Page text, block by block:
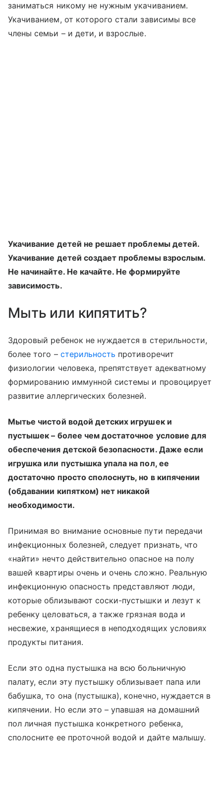
заниматься никому не нужным укачиванием.
Укачиванием, от которого стали зависимы все
члены семьи – и дети, и взрослые.
Укачивание детей не решает проблемы детей.
Укачивание детей создает проблемы взрослым.
Не начинайте. Не качайте. Не формируйте
зависимость.
Мыть или кипятить?
Здоровый ребенок не нуждается в стерильности,
более того – стерильность противоречит
физиологии человека, препятствует адекватному
формированию иммунной системы и провоцирует
развитие аллергических болезней.
Мытье чистой водой детских игрушек и
пустышек – более чем достаточное условие для
обеспечения детской безопасности. Даже если
игрушка или пустышка упала на пол, ее
достаточно просто сполоснуть, но в кипячении
(обдавании кипятком) нет никакой
необходимости.
Принимая во внимание основные пути передачи
инфекционных болезней, следует признать, что
«найти» нечто действительно опасное на полу
вашей квартиры очень и очень сложно. Реальную
инфекционную опасность представляют люди,
которые облизывают соски-пустышки и лезут к
ребенку целоваться, а также грязная вода и
несвежие, хранящиеся в неподходящих условиях
продукты питания.
Если это одна пустышка на всю больничную
палату, если эту пустышку облизывает папа или
бабушка, то она (пустышка), конечно, нуждается в
кипячении. Но если это – упавшая на домашний
пол личная пустышка конкретного ребенка,
сполосните ее проточной водой и дайте малышу.